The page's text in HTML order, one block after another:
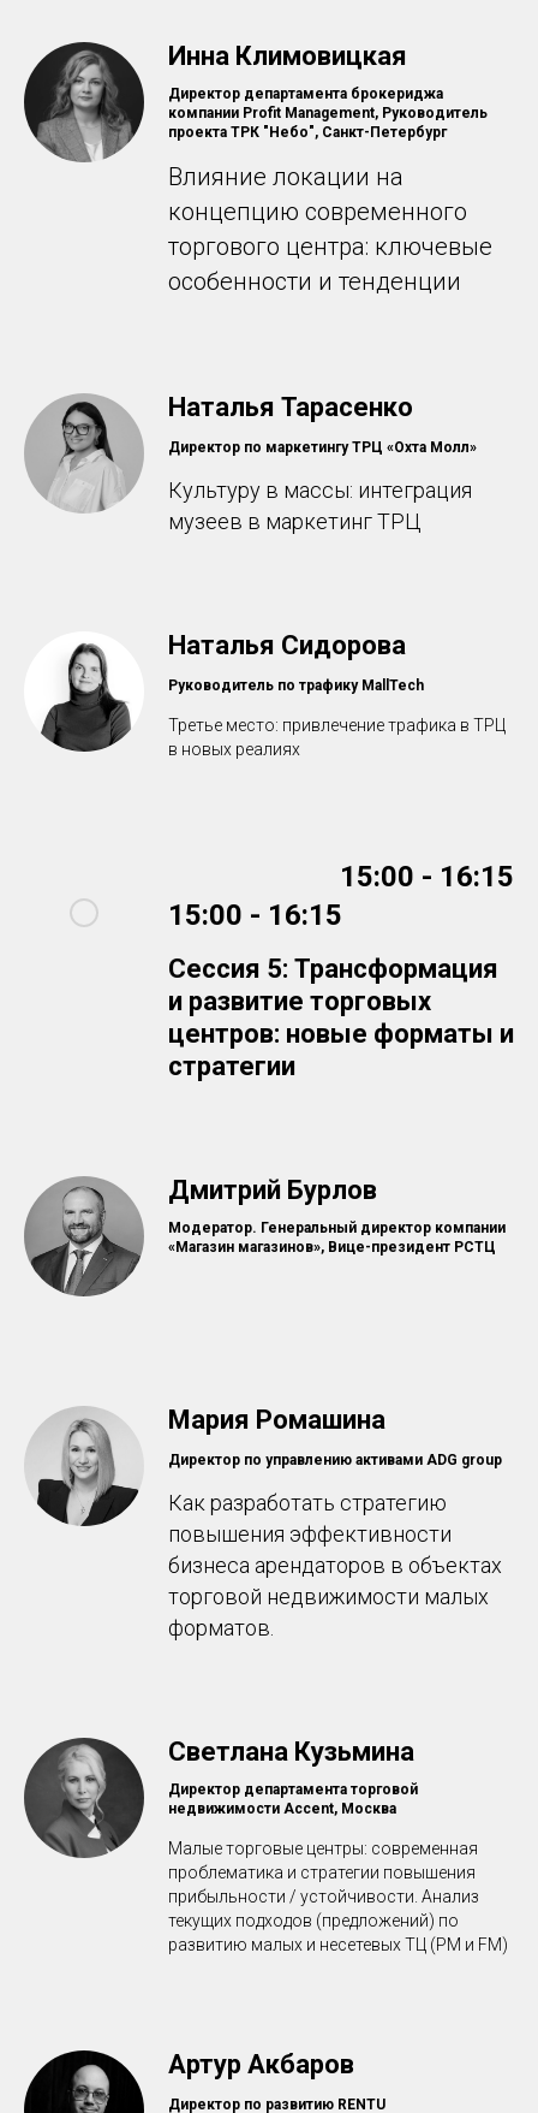
Инна Климовицкая
Директор департамента брокериджа
компании Profit Management, Руководитель
проекта ТРК "Небо", Санкт-Петербург
Влияние локации на
концепцию современного
торгового центра: ключевые
особенности и тенденции
Наталья Тарасенко
Директор по маркетингу ТРЦ «Охта Молл»
Культуру в массы: интеграция
музеев в маркетинг ТРЦ
Наталья Сидорова
Руководитель по трафику MallTech
Третье место: привлечение трафика в ТРЦ
в новых реалиях
15:00 - 16:15
15:00 - 16:15
Сессия 5: Трансформация
и развитие торговых
центров: новые форматы и
стратегии
Дмитрий Бурлов
Модератор. Генеральный директор компании
«Магазин магазинов», Вице-президент РСТЦ
Мария Ромашина
Директор по управлению активами ADG group
Как разработать стратегию
повышения эффективности
бизнеса арендаторов в объектах
торговой недвижимости малых
форматов.
Светлана Кузьмина
Директор департамента торговой
недвижимости Accent, Москва
Малые торговые центры: современная
проблематика и стратегии повышения
прибыльности / устойчивости. Анализ
текущих подходов (предложений) по
развитию малых и несетевых ТЦ (PM и FM)
Артур Акбаров
Директор по развитию RENTU